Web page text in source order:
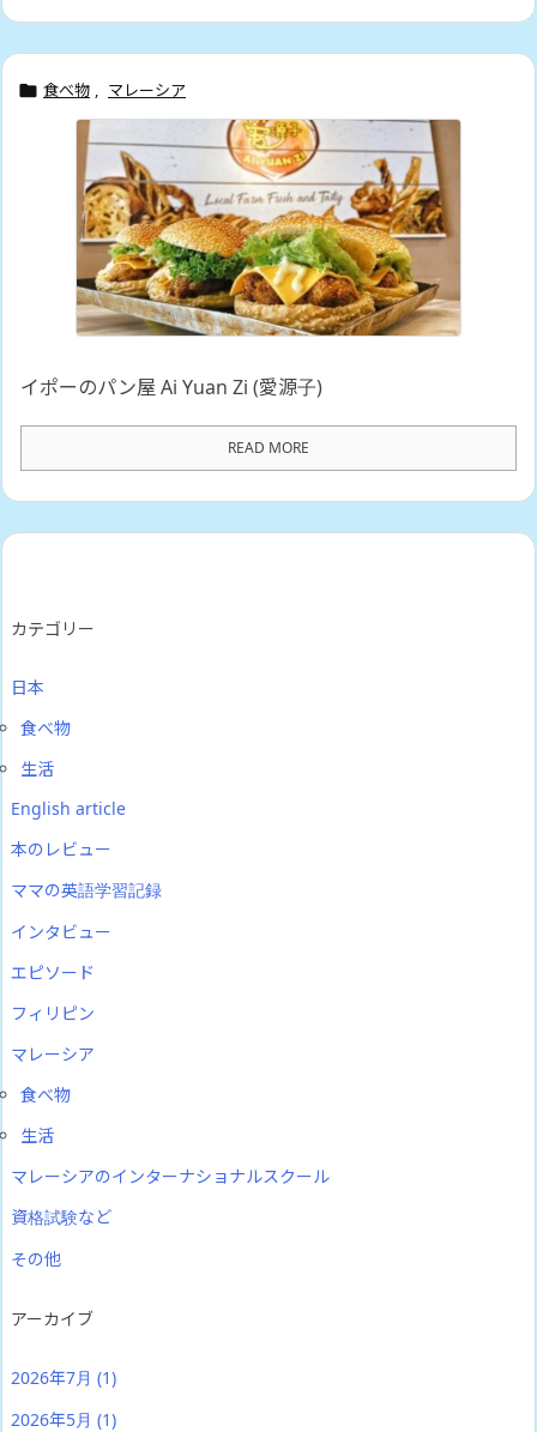
 食べ物 , マレーシア
イポーのパン屋 Ai Yuan Zi (愛源子)
READ MORE
カテゴリー
日本
食べ物
生活
English article
本のレビュー
ママの英語学習記録
インタビュー
エピソード
フィリピン
マレーシア
食べ物
生活
マレーシアのインターナショナルスクール
資格試験など
その他
アーカイブ
2026年7月 (1)
2026年5月 (1)